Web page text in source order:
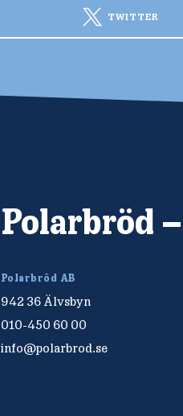
TWITTER
Polarbröd
Polarbröd AB
942 36 Älvsbyn
010-450 60 00
info@polarbrod.se